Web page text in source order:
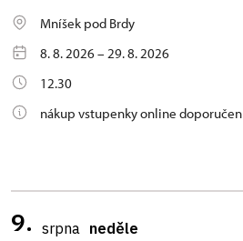
Mníšek pod Brdy
8. 8. 2026 – 29. 8. 2026
12.30
nákup vstupenky online doporučen
9. srpna neděle